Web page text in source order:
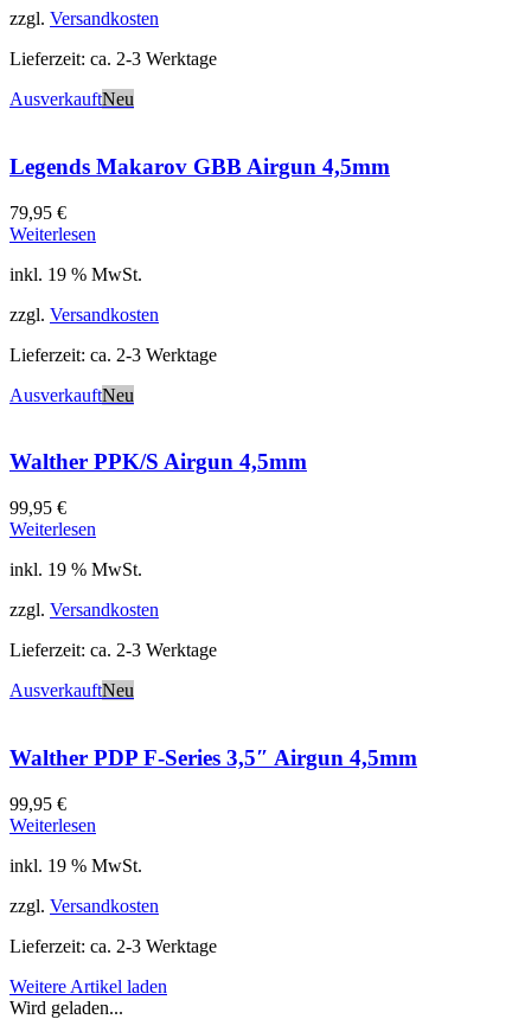
zzgl. Versandkosten
Lieferzeit: ca. 2-3 Werktage
AusverkauftNeu
Legends Makarov GBB Airgun 4,5mm
79,95 €
Weiterlesen
inkl. 19 % MwSt.
zzgl. Versandkosten
Lieferzeit: ca. 2-3 Werktage
AusverkauftNeu
Walther PPK/S Airgun 4,5mm
99,95 €
Weiterlesen
inkl. 19 % MwSt.
zzgl. Versandkosten
Lieferzeit: ca. 2-3 Werktage
AusverkauftNeu
Walther PDP F-Series 3,5″ Airgun 4,5mm
99,95 €
Weiterlesen
inkl. 19 % MwSt.
zzgl. Versandkosten
Lieferzeit: ca. 2-3 Werktage
Weitere Artikel laden
Wird geladen...